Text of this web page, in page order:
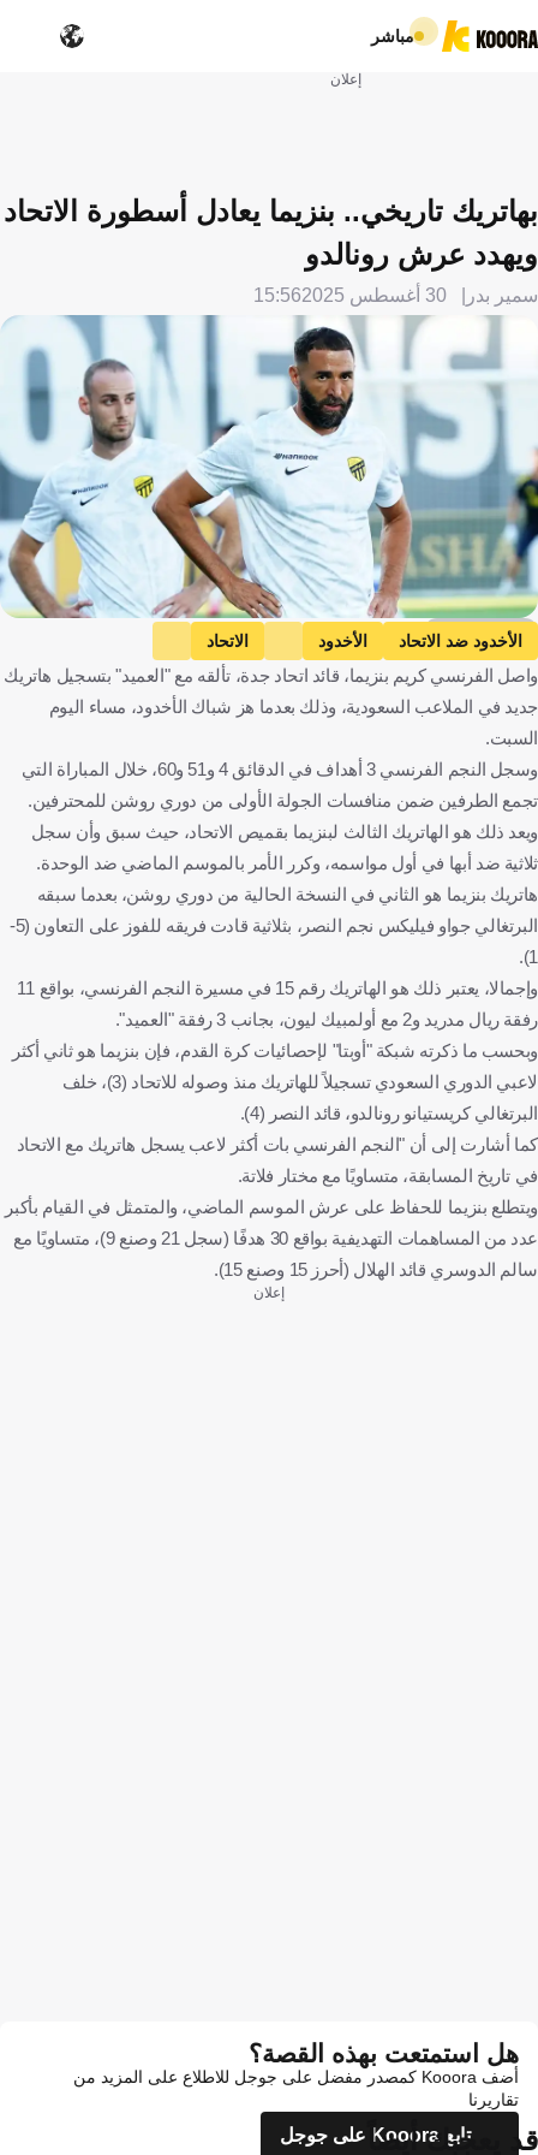
مباشر
إعلان
بهاتريك تاريخي.. بنزيما يعادل أسطورة الاتحاد
ويهدد عرش رونالدو
سمير بدر 30 أغسطس 2025 15:56
Getty Images
الأخدود ضد الاتحاد الأخدود
الاتحاد
دوري روشن السعودي
كريم بنزيما
كريستيانو رونالدو
المملكة العربية السعودية
فرنسا البرتغال كرة قدم
واصل الفرنسي كريم بنزيما، قائد اتحاد جدة، تألقه مع "العميد" بتسجيل هاتريك
جديد في الملاعب السعودية، وذلك بعدما هز شباك الأخدود، مساء اليوم
السبت.
وسجل النجم الفرنسي 3 أهداف في الدقائق 4 و51 و60، خلال المباراة التي
تجمع الطرفين ضمن منافسات الجولة الأولى من دوري روشن للمحترفين.
ويعد ذلك هو الهاتريك الثالث لبنزيما بقميص الاتحاد، حيث سبق وأن سجل
ثلاثية ضد أبها في أول مواسمه، وكرر الأمر بالموسم الماضي ضد الوحدة.
هاتريك بنزيما هو الثاني في النسخة الحالية من دوري روشن، بعدما سبقه
البرتغالي جواو فيليكس نجم النصر، بثلاثية قادت فريقه للفوز على التعاون (5-
1).
وإجمالا، يعتبر ذلك هو الهاتريك رقم 15 في مسيرة النجم الفرنسي، بواقع 11
رفقة ريال مدريد و2 مع أولمبيك ليون، بجانب 3 رفقة "العميد".
وبحسب ما ذكرته شبكة "أوبتا" لإحصائيات كرة القدم، فإن بنزيما هو ثاني أكثر
لاعبي الدوري السعودي تسجيلاً للهاتريك منذ وصوله للاتحاد (3)، خلف
البرتغالي كريستيانو رونالدو، قائد النصر (4).
كما أشارت إلى أن "النجم الفرنسي بات أكثر لاعب يسجل هاتريك مع الاتحاد
في تاريخ المسابقة، متساويًا مع مختار فلاتة.
ويتطلع بنزيما للحفاظ على عرش الموسم الماضي، والمتمثل في القيام بأكبر
عدد من المساهمات التهديفية بواقع 30 هدفًا (سجل 21 وصنع 9)، متساويًا مع
سالم الدوسري قائد الهلال (أحرز 15 وصنع 15).
إعلان
هل استمتعت بهذه القصة؟
أضف Kooora كمصدر مفضل على جوجل للاطلاع على المزيد من
تقاريرنا
تابع Kooora على جوجل
قد يعجبك أيضاً